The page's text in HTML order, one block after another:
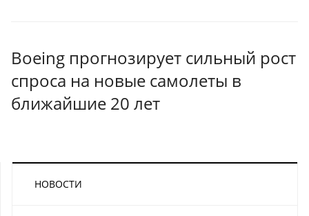
Boeing прогнозирует сильный рост
спроса на новые самолеты в
ближайшие 20 лет
НОВОСТИ